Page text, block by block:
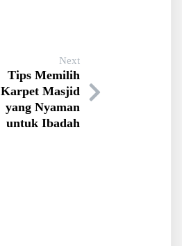
Next
Tips Memilih
Karpet Masjid
yang Nyaman
untuk Ibadah